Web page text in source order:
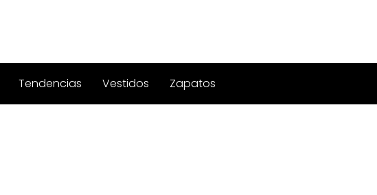
Tendencias Vestidos Zapatos